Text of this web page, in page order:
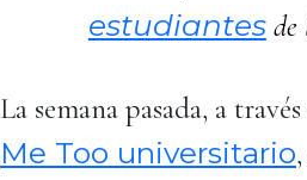
estudiantesde
La semana pasada, a
Me Too universitario